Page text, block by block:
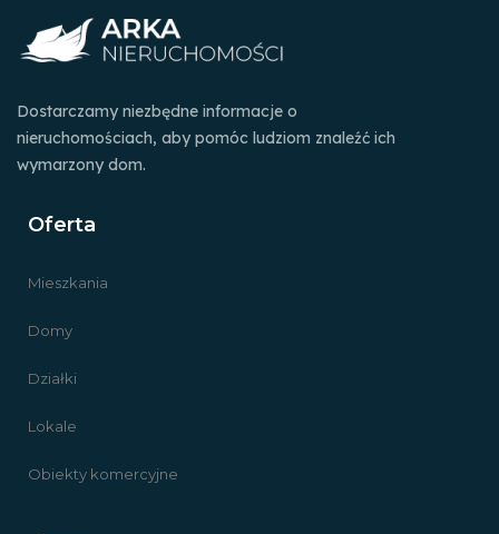
Dostarczamy niezbędne informacje o
nieruchomościach, aby pomóc ludziom znaleźć ich
wymarzony dom.
Oferta
Mieszkania
Domy
Działki
Lokale
Obiekty komercyjne